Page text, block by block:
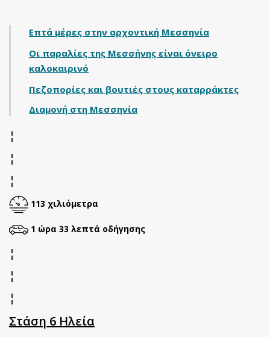
Επτά μέρες στην αρχοντική Μεσσηνία
Οι παραλίες της Μεσσήνης είναι όνειρο
καλοκαιρινό
Πεζοπορίες και βουτιές στους καταρράκτες
Διαμονή στη Μεσσηνία
¦
¦
¦
113 χιλιόμετρα
1 ώρα 33 λεπτά οδήγησης
¦
¦
¦
Στάση 6 Ηλεία